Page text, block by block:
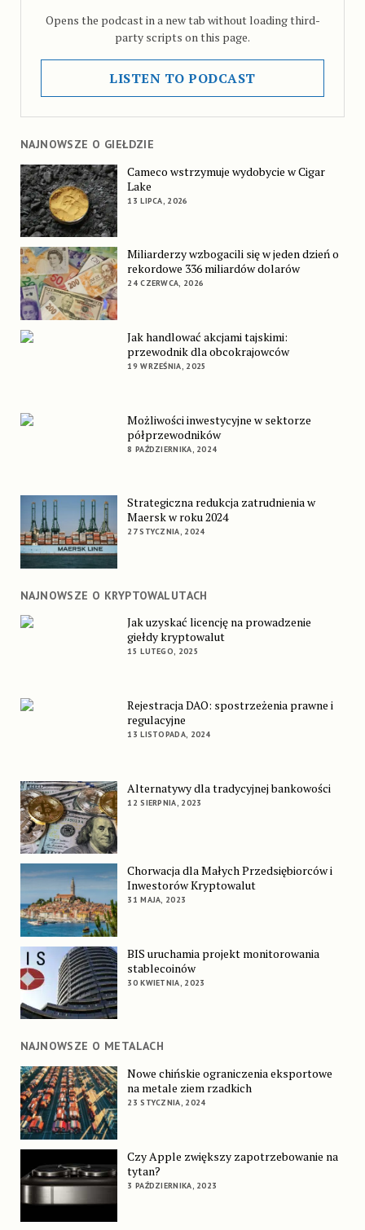
Opens the podcast in a new tab without loading third-
party scripts on this page.
LISTEN TO PODCAST
NAJNOWSZE O GIEŁDZIE
Cameco wstrzymuje wydobycie w Cigar
Lake
13 LIPCA, 2026
Miliarderzy wzbogacili się w jeden dzień o
rekordowe 336 miliardów dolarów
24 CZERWCA, 2026
Jak handlować akcjami tajskimi:
przewodnik dla obcokrajowców
19 WRZEŚNIA, 2025
Możliwości inwestycyjne w sektorze
półprzewodników
8 PAŹDZIERNIKA, 2024
Strategiczna redukcja zatrudnienia w
Maersk w roku 2024
27 STYCZNIA, 2024
NAJNOWSZE O KRYPTOWALUTACH
Jak uzyskać licencję na prowadzenie
giełdy kryptowalut
15 LUTEGO, 2025
Rejestracja DAO: spostrzeżenia prawne i
regulacyjne
13 LISTOPADA, 2024
Alternatywy dla tradycyjnej bankowości
12 SIERPNIA, 2023
Chorwacja dla Małych Przedsiębiorców i
Inwestorów Kryptowalut
31 MAJA, 2023
BIS uruchamia projekt monitorowania
stablecoinów
30 KWIETNIA, 2023
NAJNOWSZE O METALACH
Nowe chińskie ograniczenia eksportowe
na metale ziem rzadkich
23 STYCZNIA, 2024
Czy Apple zwiększy zapotrzebowanie na
tytan?
3 PAŹDZIERNIKA, 2023